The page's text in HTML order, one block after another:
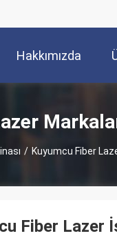
Hakkımızda
/ Kuyumcu Fiber
Fiber Lazer